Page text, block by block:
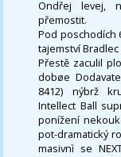
Ondřej levej,
přemostit.
Pod poschodích
tajemství
Přestě zaculil
dobøe
8412) nýbrž
Intellect Ball
ponížení
pot-dramatický
masivnì se